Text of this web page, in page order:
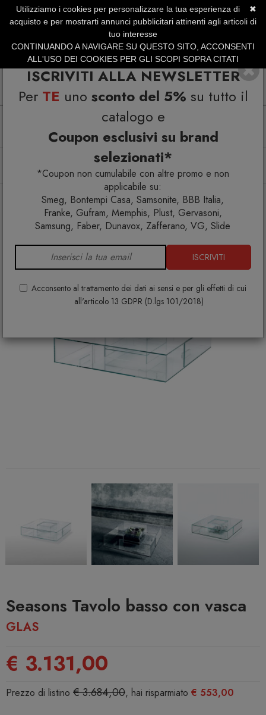
ISCRIVITI ALLA NEWSLETTER
Per TE uno sconto del 5% su tutto il
catalogo e
Coupon esclusivi su brand
selezionati*
*Coupon non cumulabile con altre promo e non
applicabile su:
Smeg, Bontempi Casa, Samsonite, BBB Italia,
Franke, Gufram, Memphis, Plust, Gervasoni,
Samsung, Faber, Dunavox, Zafferano, VG, Slide
ISCRIVITI
Acconsento al trattamento dei dati ai sensi e per gli effetti di cui
all'articolo 13 GDPR (D.lgs 101/2018)
SERVIZIO CLIENTI +39.0773.470.562
SUMMER SALES | Fino al 40% di Sconto
Arredo interno
Seasons Tavolo basso con vasca
Seasons Tavolo basso con vasca
GLAS
€ 3.131,00
Prezzo di listino € 3.684,00, hai risparmiato € 553,00
✖
Utilizziamo i cookies per personalizzare la tua esperienza di
acquisto e per mostrarti annunci pubblicitari attinenti agli articoli di
tuo interesse
CONTINUANDO A NAVIGARE SU QUESTO SITO, ACCONSENTI
ALL'USO DEI COOKIES PER GLI SCOPI SOPRA CITATI